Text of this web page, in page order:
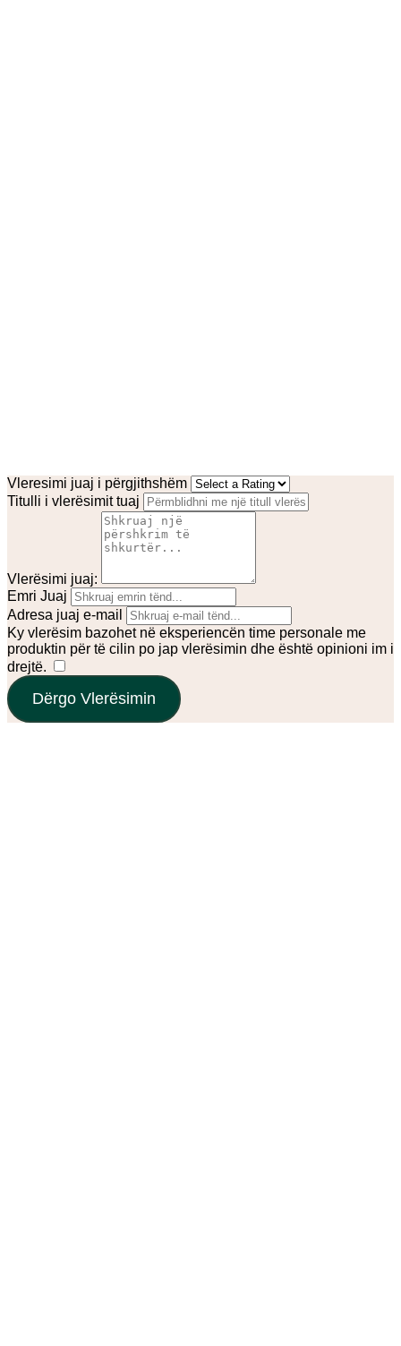
Vleresimi juaj i përgjithshëm
Titulli i vlerësimit tuaj
Vlerësimi juaj:
Emri Juaj
Adresa juaj e-mail
Ky vlerësim bazohet në eksperiencën time personale me
produktin për të cilin po jap vlerësimin dhe është opinioni im i
drejtë.
Dërgo Vlerësimin